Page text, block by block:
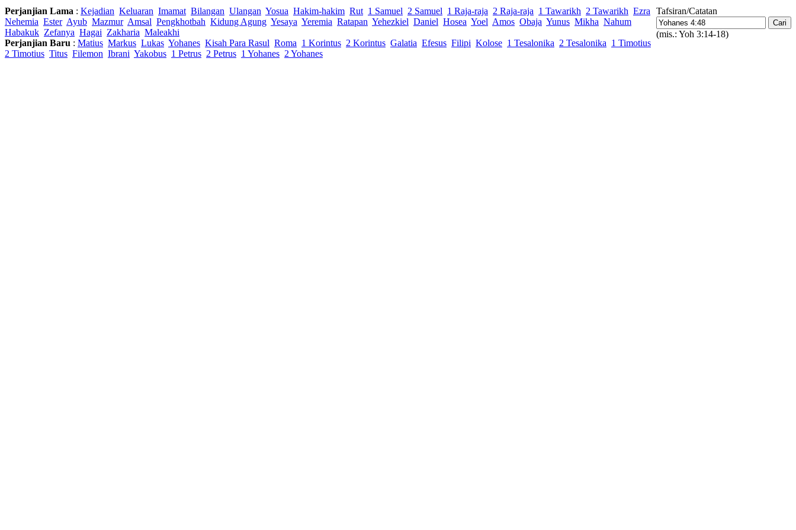
Tafsiran/Catatan
(mis.: Yoh 3:14-18)
Perjanjian Lama : Kejadian Keluaran Imamat Bilangan Ulangan Yosua Hakim-hakim Rut 1 Samuel 2 Samuel 1 Raja-raja 2 Raja-raja 1 Tawarikh 2 Tawarikh Ezra
Nehemia Ester Ayub Mazmur Amsal Pengkhotbah Kidung Agung Yesaya Yeremia Ratapan Yehezkiel Daniel Hosea Yoel Amos Obaja Yunus Mikha Nahum
Habakuk Zefanya Hagai Zakharia Maleakhi
Perjanjian Baru : Matius Markus Lukas Yohanes Kisah Para Rasul Roma 1 Korintus 2 Korintus Galatia Efesus Filipi Kolose 1 Tesalonika 2 Tesalonika 1 Timotius
2 Timotius Titus Filemon Ibrani Yakobus 1 Petrus 2 Petrus 1 Yohanes 2 Yohanes